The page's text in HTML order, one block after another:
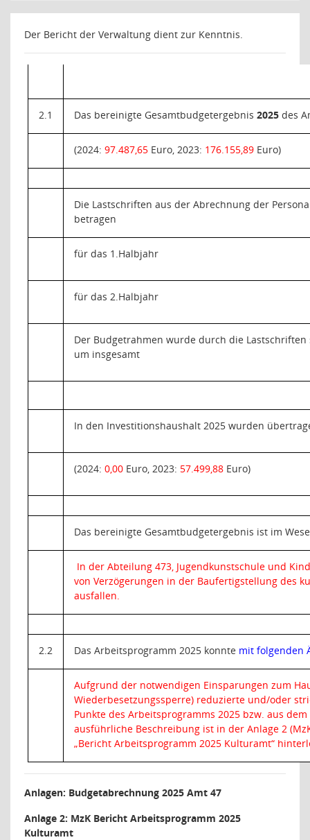
Der Bericht der Verwaltung dient zur Kenntnis.
2.1 Das bereinigte Gesamtbudgetergebnis 2025des
(2024: 97.487,65Euro, 2023: 176.155,89Euro)
Die Lastschriften aus der Abrechnung der
betragen
für das 1.Halbjahr
für das 2.Halbjahr
Der Budgetrahmen wurde durch die
um insgesamt
In den Investitionshaushalt 2025 wurden
(2024: 0,00Euro, 2023: 57.499,88Euro)
Das bereinigte Gesamtbudgetergebnis ist im
In der Abteilung 473, Jugendkunstschule und
von Verzögerungen in der Baufertigstellung des
ausfallen.
2.2 Das Arbeitsprogramm 2025 konnte mit folgenden
Aufgrund der notwendigen Einsparungen zum
Wiederbesetzungssperre) reduzierte und/oder
Punkte des Arbeitsprogramms 2025 bzw. aus
ausführliche Beschreibung ist in der Anlage 2
„Bericht Arbeitsprogramm 2025 Kulturamt“
Anlagen: Budgetabrechnung 2025 Amt 47
Anlage 2: MzK Bericht Arbeitsprogramm 2025
Kulturamt